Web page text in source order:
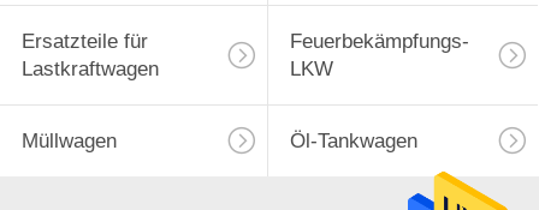
Ersatzteile für
Lastkraftwagen
Feuerbekämpfungs-
LKW
Müllwagen Öl-Tankwagen